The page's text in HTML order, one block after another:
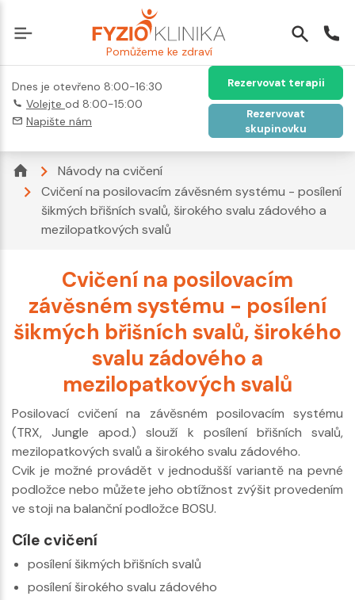
Pomůžeme ke zdraví
Dnes je otevřeno 8:00-16:30
Volejte od 8:00-15:00
Napište nám
Rezervovat terapii
Rezervovat
skupinovku
Návody na cvičení
Cvičení na posilovacím závěsném systému - posílení
šikmých břišních svalů, širokého svalu zádového a
mezilopatkových svalů
Cvičení na posilovacím
závěsném systému - posílení
šikmých břišních svalů, širokého
svalu zádového a
mezilopatkových svalů
Posilovací cvičení na závěsném posilovacím systému
(TRX, Jungle apod.) slouží k posílení břišních svalů,
mezilopatkových svalů a širokého svalu zádového.
Cvik je možné provádět v jednodušší variantě na pevné
podložce nebo můžete jeho obtížnost zvýšit provedením
ve stoji na balanční podložce BOSU.
Cíle cvičení
posílení šikmých břišních svalů
posílení širokého svalu zádového